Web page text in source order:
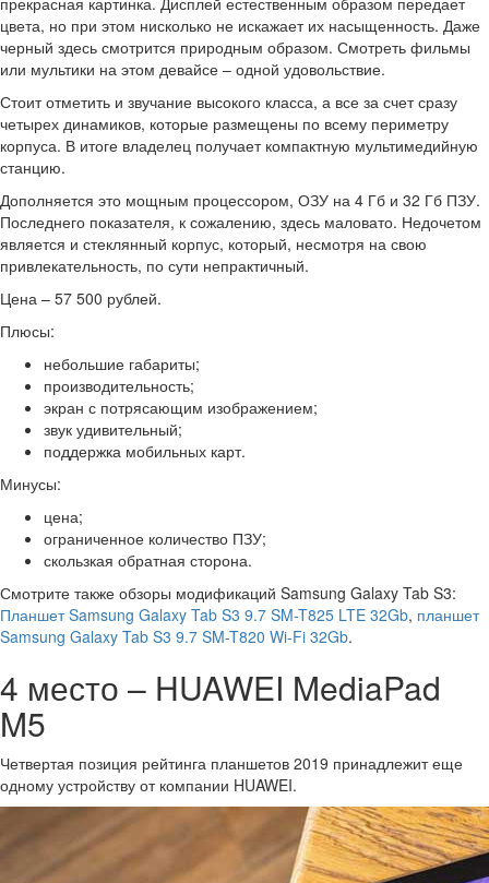
цвета, но при этом нисколько не искажает их насыщенность. Даже
черный здесь смотрится природным образом. Смотреть фильмы
или мультики на этом девайсе – одной удовольствие.
Стоит отметить и звучание высокого класса, а все за счет сразу
четырех динамиков, которые размещены по всему периметру
корпуса. В итоге владелец получает компактную мультимедийную
станцию.
Дополняется это мощным процессором, ОЗУ на 4 Гб и 32 Гб ПЗУ.
Последнего показателя, к сожалению, здесь маловато. Недочетом
является и стеклянный корпус, который, несмотря на свою
привлекательность, по сути непрактичный.
Цена – 57 500 рублей.
Плюсы:
небольшие габариты;
производительность;
экран с потрясающим изображением;
звук удивительный;
поддержка мобильных карт.
Минусы:
цена;
ограниченное количество ПЗУ;
скользкая обратная сторона.
Смотрите также обзоры модификаций Samsung Galaxy Tab S3:
Планшет Samsung Galaxy Tab S3 9.7 SM-T825 LTE 32Gb, планшет
Samsung Galaxy Tab S3 9.7 SM-T820 Wi-Fi 32Gb.
4 место – HUAWEI MediaPad
M5
Четвертая позиция рейтинга планшетов 2019 принадлежит еще
одному устройству от компании HUAWEI.